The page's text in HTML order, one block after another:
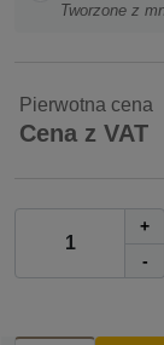
Tworzone z
Pierwotna cena
Cena z VAT
+
-